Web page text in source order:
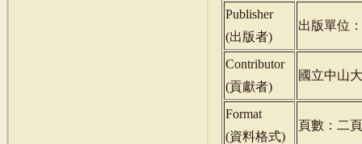
Publisher
(出版者)
出版單位
Contributor
(貢獻者)
國立中山
Format
(資料格式)
頁數：二頁